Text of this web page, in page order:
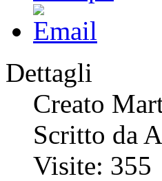
Dettagli
Creato
Scritto da
Visite: 355